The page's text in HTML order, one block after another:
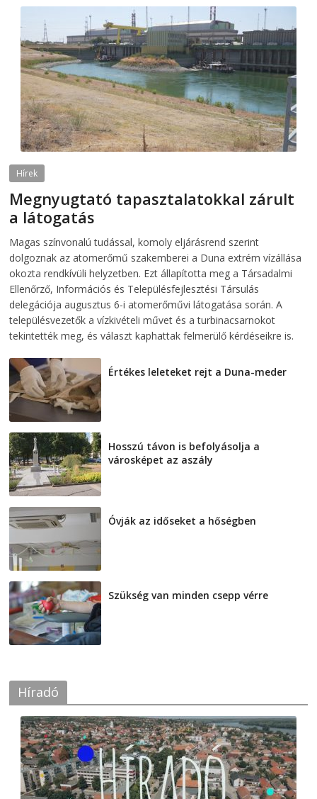
Hírek
Megnyugtató tapasztalatokkal zárult
a látogatás
Magas színvonalú tudással, komoly eljárásrend szerint
dolgoznak az atomerőmű szakemberei a Duna extrém vízállása
okozta rendkívüli helyzetben. Ezt állapította meg a Társadalmi
Ellenőrző, Információs és Településfejlesztési Társulás
delegációja augusztus 6-i atomerőművi látogatása során. A
településvezetők a vízkivételi művet és a turbinacsarnokot
tekintették meg, és választ kaphattak felmerülő kérdéseikre is.
Értékes leleteket rejt a Duna-meder
Hosszú távon is befolyásolja a
városképet az aszály
Óvják az időseket a hőségben
Szükség van minden csepp vérre
Híradó